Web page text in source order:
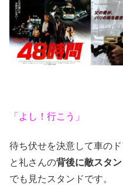
「よし！行こう」
待ち伏せを決意して車の
と礼さんの背後に敵スタ
でも見たスタンドです。